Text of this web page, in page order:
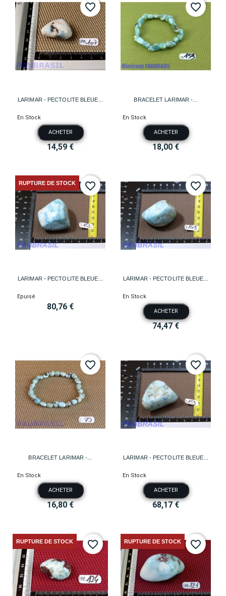
LARIMAR - PECTOLITE BLEUE...
En Stock
ACHETER
14,59 €
favorite_border
BRACELET LARIMAR -...
En Stock
ACHETER
18,00 €
favorite_border
LARIMAR - PECTOLITE BLEUE...
Epuisé
80,76 €
RUPTURE DE STOCK favorite_border
LARIMAR - PECTOLITE BLEUE...
En Stock
ACHETER
74,47 €
favorite_border
BRACELET LARIMAR -...
En Stock
ACHETER
16,80 €
favorite_border
LARIMAR - PECTOLITE BLEUE...
En Stock
ACHETER
68,17 €
favorite_border
RUPTURE DE STOCK favorite_border RUPTURE DE STOCK favorite_border